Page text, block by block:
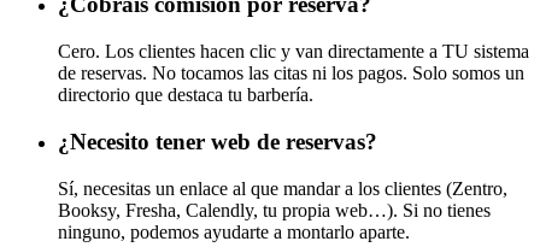
Cero. Los clientes hacen clic y van directamente a TU sistema
de reservas. No tocamos las citas ni los pagos. Solo somos un
directorio que destaca tu barbería.
¿Necesito tener web de reservas?
Sí, necesitas un enlace al que mandar a los clientes (Zentro,
Booksy, Fresha, Calendly, tu propia web…). Si no tienes
ninguno, podemos ayudarte a montarlo aparte.